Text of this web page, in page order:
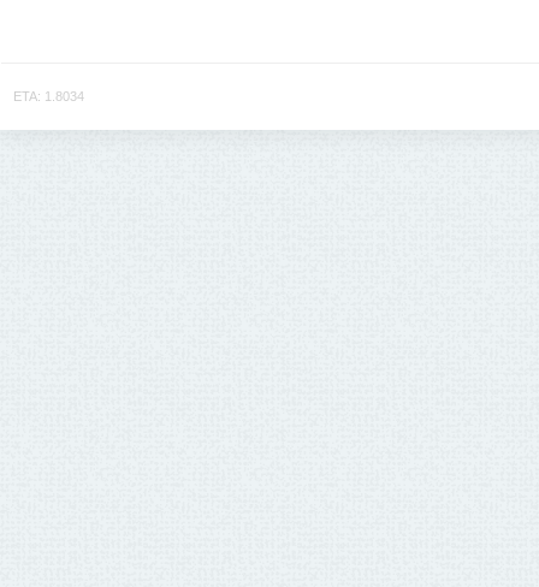
ETA: 1.8034